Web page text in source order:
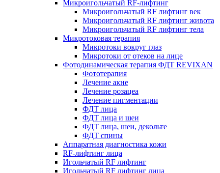
Микроигольчатый RF-лифтинг
Микроигольчатый RF лифтинг век
Микроигольчатый RF лифтинг живота
Микроигольчатый RF лифтинг тела
Микротоковая терапия
Микротоки вокруг глаз
Микротоки от отеков на лице
Фотодинамическая терапия ФДТ REVIXAN
Фототерапия
Лечение акне
Лечение розацеа
Лечение пигментации
ФДТ лица
ФДТ лица и шеи
ФДТ лица, шеи, декольте
ФДТ спины
Аппаратная диагностика кожи
RF-лифтинг лица
Игольчатый RF лифтинг
Игольчатый RF лифтинг лица